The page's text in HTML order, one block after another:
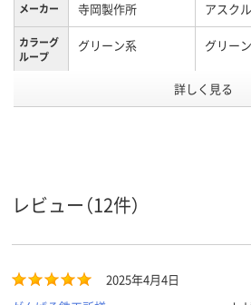
メーカー 寺岡製作所 アスクル
カラーグ
ループ
グリーン系 グリー
20 10
詳しく見る
レビュー（12件）
2025年4月4日